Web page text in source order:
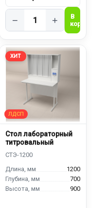
− +
ХИТ
Стол лабораторный
титровальный
1200
700
900